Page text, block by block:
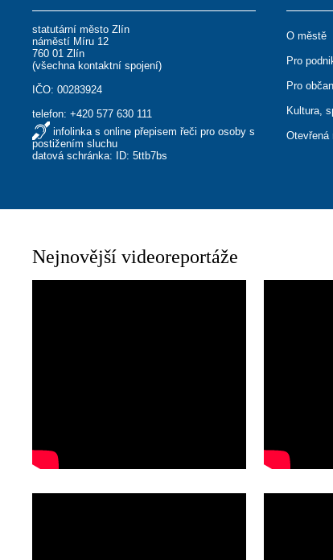
statutární město Zlín
náměstí Míru 12
760 01 Zlín
(všechna kontaktní spojení)
IČO: 00283924
telefon:+420 577 630 111
infolinka s online přepisem řeči pro osoby s
postižením sluchu
datová schránka: ID: 5ttb7bs
O městě
Pro
Pro
Kultura,
Otevřená
Nejnovější videoreportáže